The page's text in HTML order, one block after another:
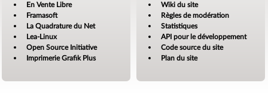
En Vente Libre
Framasoft
La Quadrature du Net
Lea-Linux
Open Source Initiative
Imprimerie Grafik Plus
Wiki du site
Règles de modération
Statistiques
API pour le développement
Code source du site
Plan du site